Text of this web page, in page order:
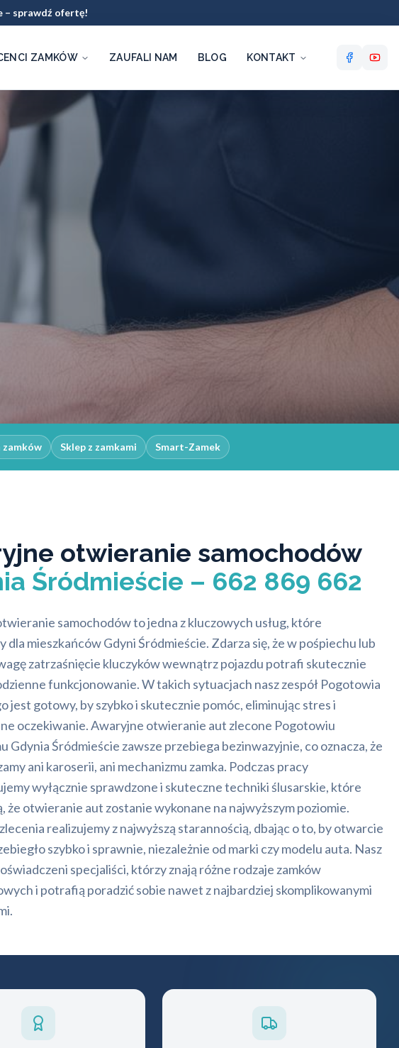
– sprawdź ofertę!
ZAMKÓW ZAUFALI NAM BLOG KONTAKT
zamków Sklep z zamkami Smart-Zamek
otwieranie samochodów
Śródmieście – 662 869 662
samochodów to jedna z kluczowych usług, które
dla mieszkańców Gdyni Śródmieście. Zdarza się, że w pośpiechu lub
zatrzaśnięcie kluczyków wewnątrz pojazdu potrafi skutecznie
funkcjonowanie. W takich sytuacjach nasz zespół Pogotowia
jest gotowy, by szybko i skutecznie pomóc, eliminując stres i
oczekiwanie. Awaryjne otwieranie aut zlecone Pogotowiu
Gdynia Śródmieście zawsze przebiega bezinwazyjnie, co oznacza, że
ani karoserii, ani mechanizmu zamka. Podczas pracy
wyłącznie sprawdzone i skuteczne techniki ślusarskie, które
że otwieranie aut zostanie wykonane na najwyższym poziomie.
realizujemy z najwyższą starannością, dbając o to, by otwarcie
szybko i sprawnie, niezależnie od marki czy modelu auta. Nasz
specjaliści, którzy znają różne rodzaje zamków
i potrafią poradzić sobie nawet z najbardziej skomplikowanymi